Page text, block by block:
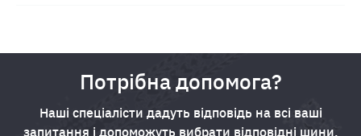
Потрібна допомога?
Наші спеціалісти дадуть відповідь на всі ваші
запитання і допоможуть вибрати відповідні шини.